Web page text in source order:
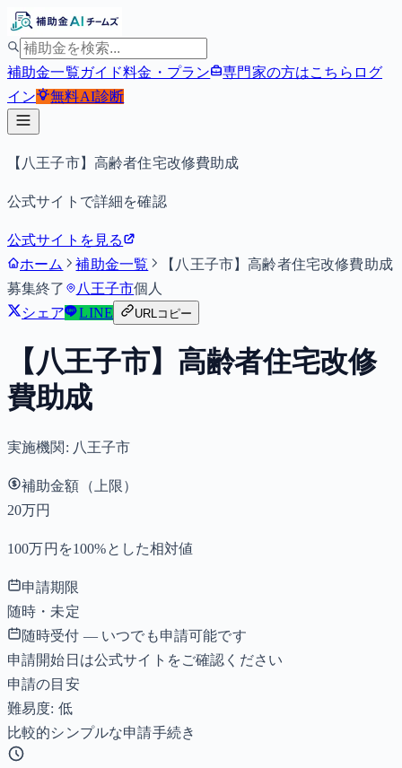
補助金一覧ガイド料金・プラン 専門家の方はこちら ログ
イン
無料AI診断
【八王子市】高齢者住宅改修費助成
公式サイトで詳細を確認
公式サイトを見る
ホーム
補助金一覧
【八王子市】高齢者住宅改修費助成
募集終了
八王子市個人
シェア
LINE URLコピー
【八王子市】高齢者住宅改修
費助成
実施機関: 八王子市
補助金額（上限）
20万円
100万円を100%とした相対値
申請期限
随時・未定
随時受付 — いつでも申請可能です
申請開始日は公式サイトをご確認ください
申請の目安
難易度: 低
比較的シンプルな申請手続き